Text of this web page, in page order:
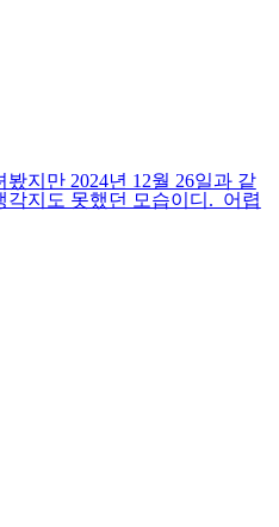
지만 2024년 12월 26일과 같
각지도 못했던 모습이디. 어렵